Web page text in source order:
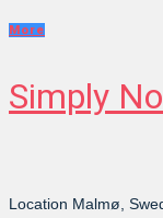
More
Simply
Location Malmø,